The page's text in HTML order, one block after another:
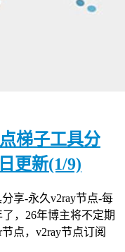
梯子工具分
更新(1/9)
享-永久v2ray节点-每
，26年博主将不定期
点，v2ray节点订阅